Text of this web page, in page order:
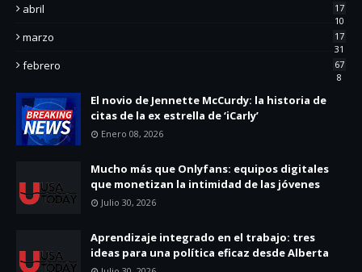
abril
17
10
marzo
17
31
febrero
67
8
El novio de Jennette McCurdy: la historia de
citas de la ex estrella de ‘iCarly’
Enero 08, 2026
Mucho más que Onlyfans: equipos digitales
que monetizan la intimidad de las jóvenes
Julio 30, 2026
Aprendizaje integrado en el trabajo: tres
ideas para una política eficaz desde Alberta